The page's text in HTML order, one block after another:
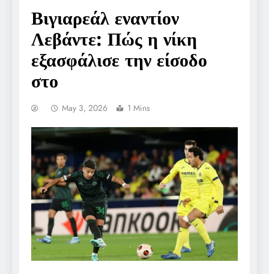
Βιγιαρεάλ εναντίον
Λεβάντε: Πώς η νίκη
εξασφάλισε την είσοδο
στο
May 3, 2026 1 Mins